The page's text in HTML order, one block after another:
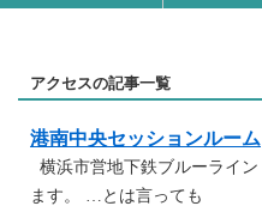
アクセスの記事一覧
港南中央セッションルーム
横浜市営地下鉄ブルーライ
ます。 …とは言っても